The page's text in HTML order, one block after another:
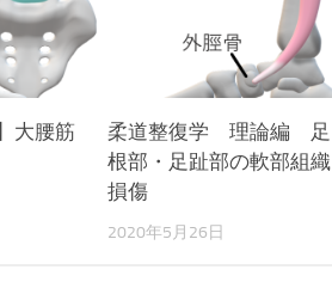
大腰筋
柔道整復学 理論編 足
根部・足趾部の軟部組織
損傷
2020年5月26日